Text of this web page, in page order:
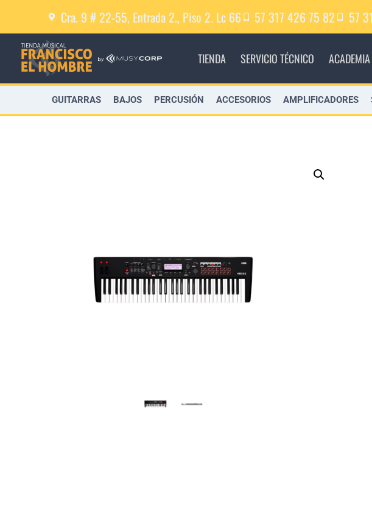
Cra. 9 # 22-55, Entrada 2., Piso 2. Lc 66 57 317 426 75 82 57
TIENDA SERVICIO TÉCNICO ACADEMIA
GUITARRAS BAJOS PERCUSIÓN ACCESORIOS AMPLIFICADORES